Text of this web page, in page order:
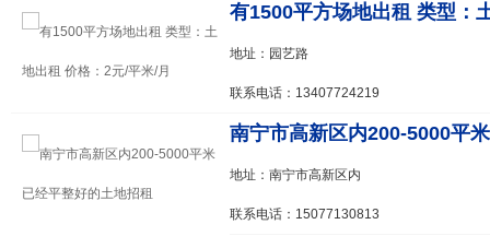
有1500平方场地出租 类型：
地址：园艺路
联系电话：13407724219
南宁市高新区内200-5000平
地址：南宁市高新区内
联系电话：15077130813